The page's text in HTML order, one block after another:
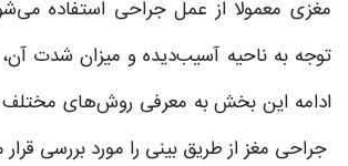
مغزی معمولا از عمل جراحی استفاده
توجه به ناحیه آسیب‌دیده و میزان شدت
ادامه این بخش به معرفی روش‌های مختلف
جراحی مغز از طریق بینی را مورد بررسی